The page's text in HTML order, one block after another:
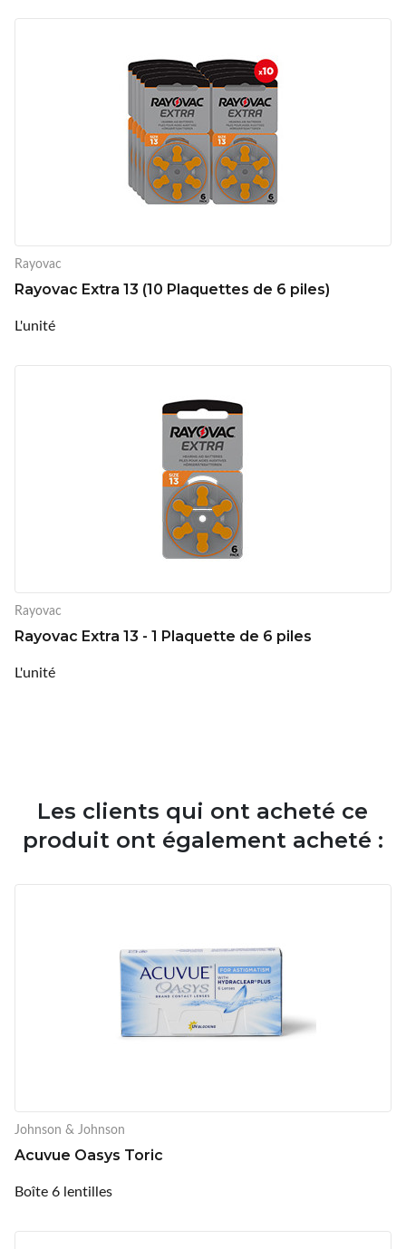
Rayovac
Rayovac Extra 13 (10 Plaquettes de 6 piles)
L'unité
Rayovac
Rayovac Extra 13 - 1 Plaquette de 6 piles
L'unité
Les clients qui ont acheté ce
produit ont également acheté :
Johnson & Johnson
Acuvue Oasys Toric
Boîte 6 lentilles